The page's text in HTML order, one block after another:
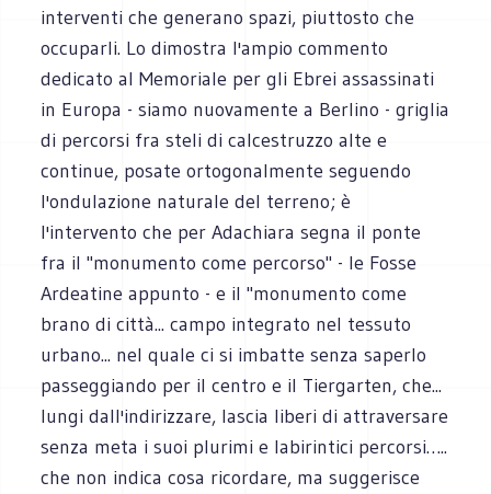
interventi che generano spazi, piuttosto che
occuparli. Lo dimostra l'ampio commento
dedicato al Memoriale per gli Ebrei assassinati
in Europa - siamo nuovamente a Berlino - griglia
di percorsi fra steli di calcestruzzo alte e
continue, posate ortogonalmente seguendo
l'ondulazione naturale del terreno; è
l'intervento che per Adachiara segna il ponte
fra il "monumento come percorso" - le Fosse
Ardeatine appunto - e il "monumento come
brano di città... campo integrato nel tessuto
urbano... nel quale ci si imbatte senza saperlo
passeggiando per il centro e il Tiergarten, che...
lungi dall'indirizzare, lascia liberi di attraversare
senza meta i suoi plurimi e labirintici percorsi…..
che non indica cosa ricordare, ma suggerisce